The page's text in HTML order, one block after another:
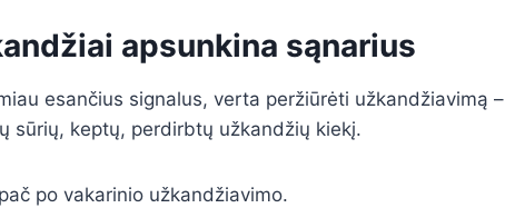
apsunkina sąnarius
esančius signalus, verta peržiūrėti užkandžiavimą –
sūrių, keptų, perdirbtų užkandžių kiekį.
po vakarinio užkandžiavimo.